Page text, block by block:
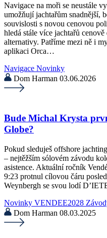
Navigace na moři se neustále
umožňují jachtařům snadnější,
souvislosti s novou cenovou
hledá stále více jachtařů
alternativy. Patříme mezi ně i
aplikaci Orca…
Navigace Novinky
Dom Harman 03.06.2026
Bude Michal Krysta
Globe?
Pokud sleduješ offshore
– nejtěžším sólovém závodu
asistence. Aktuální ročník
9:23 protnul cílovou čáru
Weynbergh se svou lodí
Novinky VENDEE2028
Dom Harman 08.03.2025